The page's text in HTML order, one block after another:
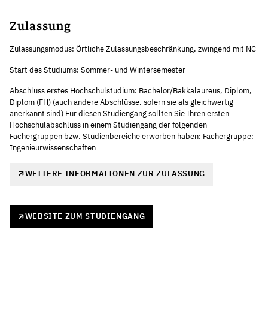
Zulassung
Zulassungsmodus: Örtliche Zulassungsbeschränkung, zwingend mit NC
Start des Studiums: Sommer- und Wintersemester
Abschluss erstes Hochschulstudium: Bachelor/Bakkalaureus, Diplom,
Diplom (FH) (auch andere Abschlüsse, sofern sie als gleichwertig
anerkannt sind) Für diesen Studiengang sollten Sie Ihren ersten
Hochschulabschluss in einem Studiengang der folgenden
Fächergruppen bzw. Studienbereiche erworben haben: Fächergruppe:
Ingenieurwissenschaften
WEITERE INFORMATIONEN ZUR ZULASSUNG
WEBSITE ZUM STUDIENGANG